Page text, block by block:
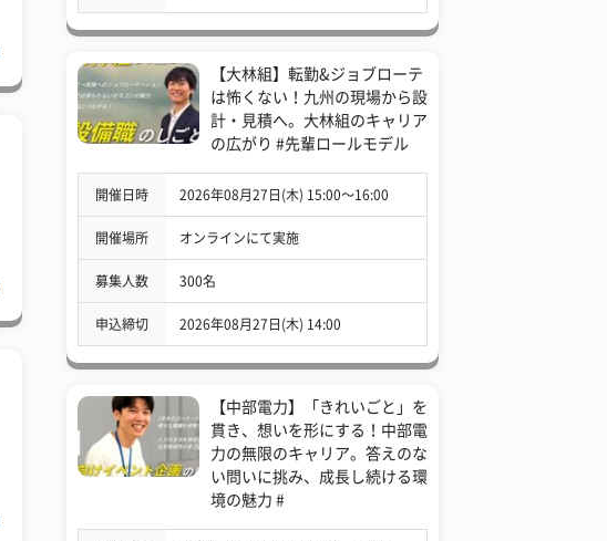
【大林組】転勤&ジョブローテ
は怖くない！九州の現場から設
計・見積へ。大林組のキャリア
の広がり #先輩ロールモデル
開催日時 2026年08月27日(木) 15:00〜16:00
開催場所 オンラインにて実施
募集人数 300名
申込締切 2026年08月27日(木) 14:00
【中部電力】「きれいごと」を
貫き、想いを形にする！中部電
力の無限のキャリア。答えのな
い問いに挑み、成長し続ける環
境の魅力 #